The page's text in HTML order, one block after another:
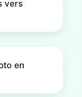
vers
en